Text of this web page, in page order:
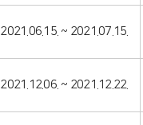
2021.06.15. ~ 2021.07.15.
2021.12.06. ~ 2021.12.22.